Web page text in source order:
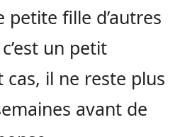
petite fille d’autres
un petit
il ne reste plus
avant de